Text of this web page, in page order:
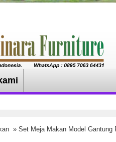
» Set Meja Makan Model Gantung